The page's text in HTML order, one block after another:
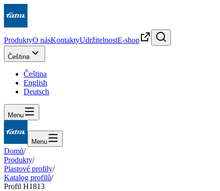
ProduktyO násKontaktyUdržitelnostE-shop
Čeština
Čeština
English
Deutsch
Menu
Menu
Domů/
Produkty/
Plastové profily/
Katalog profilů/
Profil H1813